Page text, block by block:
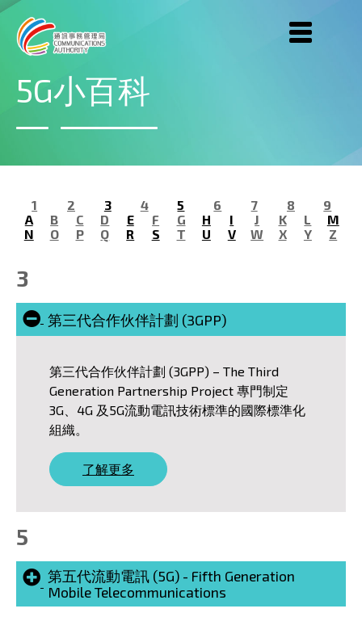
跳到主要內容
5G小百科
1 2 3 4 5 6 7 8
9
A
B C D E F G H I J K L
M
N
O P Q R S T U V W X Y Z
3
第三代合作伙伴計劃 (3GPP)
第三代合作伙伴計劃 (3GPP) – The Third
Generation Partnership Project 專門制定
3G、4G 及5G流動電訊技術標準的國際標準化
組織。
了解更多
5
第五代流動電訊 (5G) - Fifth Generation
Mobile Telecommunications